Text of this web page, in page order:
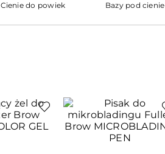
Cienie do powiek Bazy pod cienie